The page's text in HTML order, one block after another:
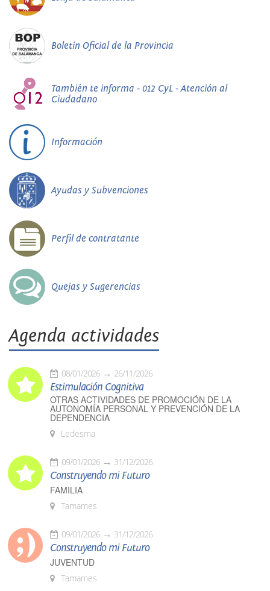
Boletín Oficial de la Provincia
También te informa - 012 CyL - Atención al
Ciudadano
Información
Ayudas y Subvenciones
Perfil de contratante
Quejas y Sugerencias
Agenda actividades
08/01/2026 26/11/2026
Estimulación Cognitiva
OTRAS ACTIVIDADES DE PROMOCIÓN DE LA
AUTONOMÍA PERSONAL Y PREVENCIÓN DE LA
DEPENDENCIA
Ledesma
09/01/2026 31/12/2026
Construyendo mi Futuro
FAMILIA
Tamames
09/01/2026 31/12/2026
Construyendo mi Futuro
JUVENTUD
Tamames